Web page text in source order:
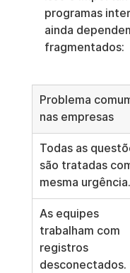
programas
ainda
fragmentados:
Problema
nas empresas
Todas as
são tratadas
mesma urgência.
As equipes
trabalham com
registros
desconectados.